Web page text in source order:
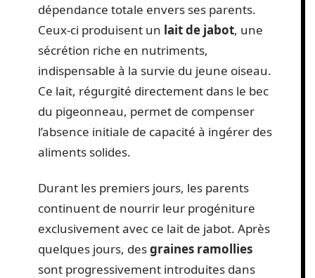
dépendance totale envers ses parents.
Ceux-ci produisent un lait de jabot, une
sécrétion riche en nutriments,
indispensable à la survie du jeune oiseau.
Ce lait, régurgité directement dans le bec
du pigeonneau, permet de compenser
l’absence initiale de capacité à ingérer des
aliments solides.
Durant les premiers jours, les parents
continuent de nourrir leur progéniture
exclusivement avec ce lait de jabot. Après
quelques jours, desgraines ramollies
sont progressivement introduites dans